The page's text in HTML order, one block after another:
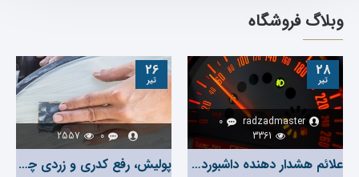
وبلاگ فروشگاه
28
تیر
radzadmaster
0
3361
علائم هشدار دهنده داشبورد (کیلومتر) اتومبیل
26
تیر
0
2557
پولیش، رفع کدری و زردی چراغ ماشین، چگونه چراغ ماشین را برق بیندازیم؟